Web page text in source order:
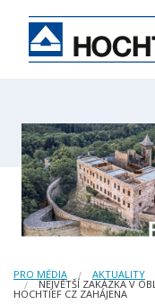
PRO MÉDIA AKTUALITY
NEJVĚTŠÍ ZAKÁZKA V
HOCHTIEF CZ ZAHÁJENA